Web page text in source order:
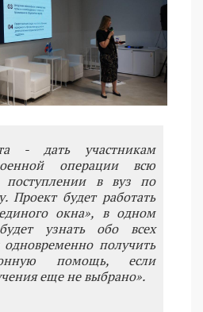
- дать участникам
операции всю
в вуз по
Проект будет работать
окна», в одном
узнать обо всех
получить
помощь, если
еще не выбрано».